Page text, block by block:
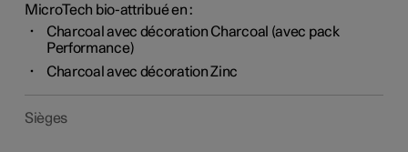
MicroTech bio-attribué en :
Charcoal avec décoration Charcoal (avec pack
Performance)
Charcoal avec décoration Zinc
Sièges